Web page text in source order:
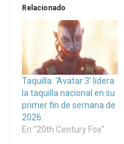
Relacionado
Taquilla: ‘Avatar 3’ lidera
la taquilla nacional en su
primer fin de semana de
2026.
En "20th Century Fox"